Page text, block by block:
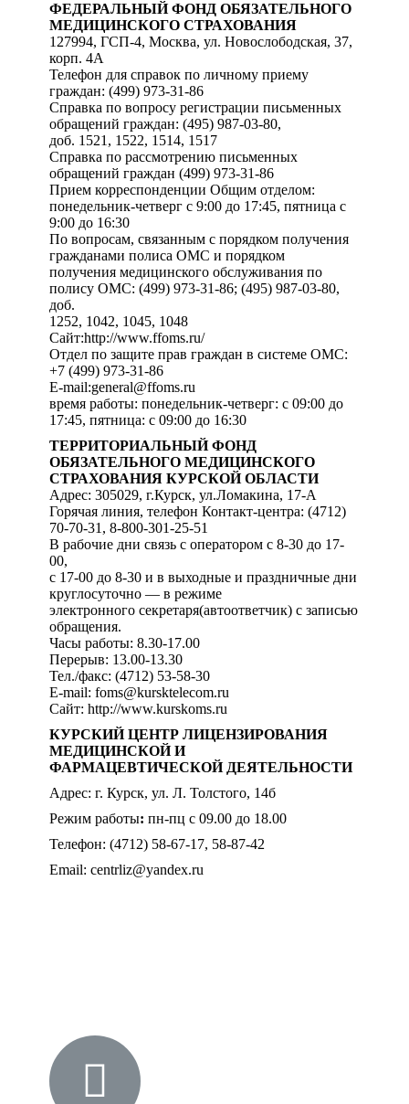
ФЕДЕРАЛЬНЫЙ ФОНД ОБЯЗАТЕЛЬНОГО
МЕДИЦИНСКОГО СТРАХОВАНИЯ
127994, ГСП-4, Москва, ул. Новослободская, 37,
корп. 4А
Телефон для справок по личному приему
граждан: (499) 973-31-86
Справка по вопросу регистрации письменных
обращений граждан: (495) 987-03-80,
доб. 1521, 1522, 1514, 1517
Справка по рассмотрению письменных
обращений граждан (499) 973-31-86
Прием корреспонденции Общим отделом:
понедельник-четверг с 9:00 до 17:45, пятница с
9:00 до 16:30
По вопросам, связанным с порядком получения
гражданами полиса ОМС и порядком
получения медицинского обслуживания по
полису ОМС: (499) 973-31-86; (495) 987-03-80,
доб.
1252, 1042, 1045, 1048
Сайт:http://www.ffoms.ru/
Отдел по защите прав граждан в системе ОМС:
+7 (499) 973-31-86
E-mail:general@ffoms.ru
время работы: понедельник-четверг: с 09:00 до
17:45, пятница: с 09:00 до 16:30
ТЕРРИТОРИАЛЬНЫЙ ФОНД
ОБЯЗАТЕЛЬНОГО МЕДИЦИНСКОГО
СТРАХОВАНИЯ КУРСКОЙ ОБЛАСТИ
Адрес: 305029, г.Курск, ул.Ломакина, 17-А
Горячая линия, телефон Контакт-центра: (4712)
70-70-31, 8-800-301-25-51
В рабочие дни связь с оператором с 8-30 до 17-
00,
с 17-00 до 8-30 и в выходные и праздничные дни
круглосуточно — в режиме
электронного секретаря(автоответчик) с записью
обращения.
Часы работы: 8.30-17.00
Перерыв: 13.00-13.30
Тел./факс: (4712) 53-58-30
E-mail: foms@kursktelecom.ru
Сайт: http://www.kurskoms.ru
КУРСКИЙ ЦЕНТР ЛИЦЕНЗИРОВАНИЯ
МЕДИЦИНСКОЙ И
ФАРМАЦЕВТИЧЕСКОЙ ДЕЯТЕЛЬНОСТИ
Адрес: г. Курск, ул. Л. Толстого, 14б
Режим работы: пн-пц с 09.00 до 18.00
Телефон: (4712) 58-67-17, 58-87-42
Email: centrliz@yandex.ru